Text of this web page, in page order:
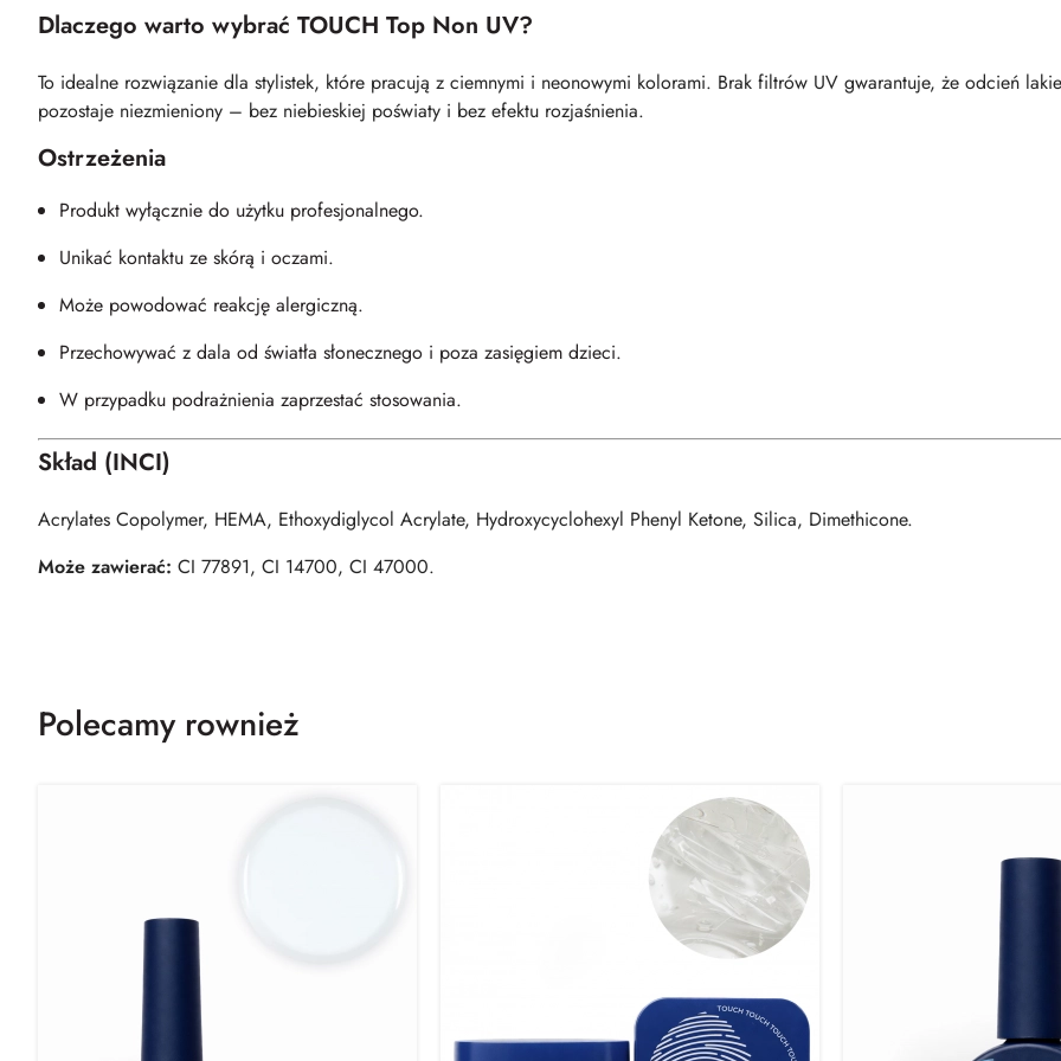
Dlaczego warto wybrać TOUCH Top Non UV?
To idealne rozwiązanie dla stylistek, które pracują z ciemnymi i neonowymi kolorami. Brak filtrów UV gwarantuje, że odcień
pozostaje niezmieniony – bez niebieskiej poświaty i bez efektu rozjaśnienia.
Ostrzeżenia
Produkt wyłącznie do użytku profesjonalnego.
Unikać kontaktu ze skórą i oczami.
Może powodować reakcję alergiczną.
Przechowywać z dala od światła słonecznego i poza zasięgiem dzieci.
W przypadku podrażnienia zaprzestać stosowania.
Skład (INCI)
Acrylates Copolymer, HEMA, Ethoxydiglycol Acrylate, Hydroxycyclohexyl Phenyl Ketone, Silica, Dimethicone.
Może zawierać: CI 77891, CI 14700, CI 47000.
Polecamy rownież